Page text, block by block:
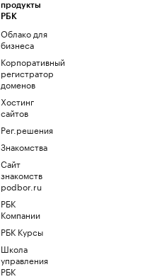
продукты
РБК
Облако для
бизнеса
Корпоративный
регистратор
доменов
Хостинг
сайтов
Рег.решения
Знакомства
Сайт
знакомств
podbor.ru
РБК
Компании
РБК Курсы
Школа
управления
РБК